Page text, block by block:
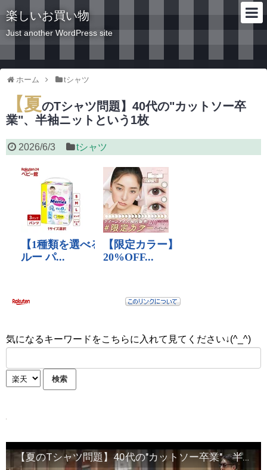
楽しいお買い物
Just another WordPress site
ホーム tシャツ
【夏のTシャツ問題】40代の"カットソー卒
業"、半袖ニットという1枚
2026/6/3 tシャツ
気になるキーワードをこちらに入れて見てください↓(^_^)
【夏のTシャツ問題】40代の"カットソー卒業"、半袖ニットという1枚